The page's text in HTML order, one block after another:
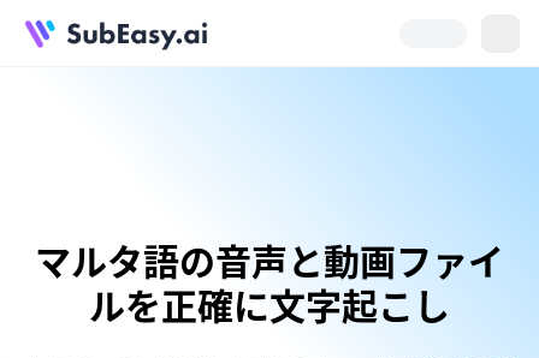
マルタ語の音声と動画ファイ
ルを正確に文字起こし